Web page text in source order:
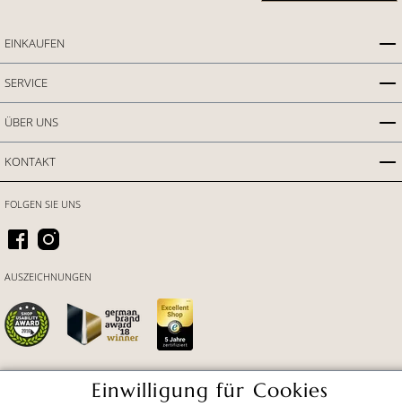
EINKAUFEN
SERVICE
ÜBER UNS
KONTAKT
FOLGEN SIE UNS
AUSZEICHNUNGEN
Einwilligung für Cookies